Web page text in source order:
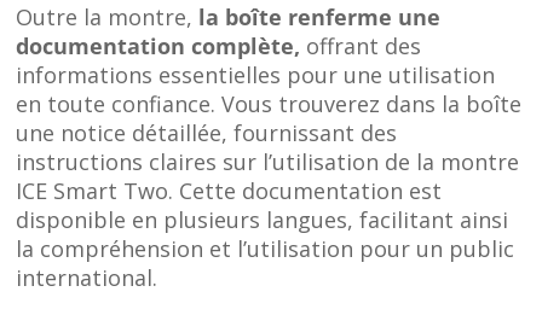
Outre la montre, la boîte renferme une
documentation complète, offrant des
informations essentielles pour une utilisation
en toute confiance. Vous trouverez dans la boîte
une notice détaillée, fournissant des
instructions claires sur l’utilisation de la montre
ICE Smart Two. Cette documentation est
disponible en plusieurs langues, facilitant ainsi
la compréhension et l’utilisation pour un public
international.